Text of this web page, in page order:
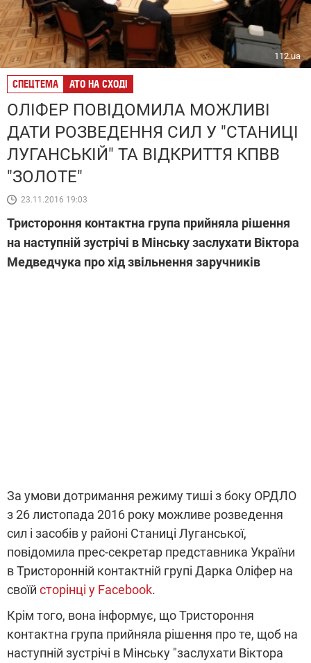
112.ua
СПЕЦТЕМА АТО НА СХОДІ
ОЛІФЕР ПОВІДОМИЛА МОЖЛИВІ
ДАТИ РОЗВЕДЕННЯ СИЛ У "СТАНИЦІ
ЛУГАНСЬКІЙ" ТА ВІДКРИТТЯ КПВВ
"ЗОЛОТЕ"
23.11.2016 19:03
Тристороння контактна група прийняла рішення
на наступній зустрічі в Мінську заслухати Віктора
Медведчука про хід звільнення заручників
За умови дотримання режиму тиші з боку ОРДЛО
з 26 листопада 2016 року можливе розведення
сил і засобів у районі Станиці Луганської,
повідомила прес-секретар представника України
в Тристоронній контактній групі Дарка Оліфер на
своїй сторінці у Facebook.
Крім того, вона інформує, що Тристороння
контактна група прийняла рішення про те, щоб на
наступній зустрічі в Мінську "заслухати Віктора